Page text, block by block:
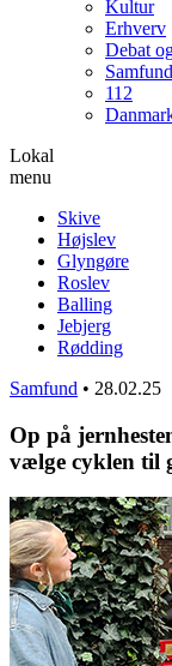
Kultur
Erhverv
Debat
Samfund
112
Lokal
menu
Skive
Højslev
Glyngøre
Roslev
Balling
Jebjerg
Rødding
Samfund • 28.02.25
Op på
vælge cyklen til